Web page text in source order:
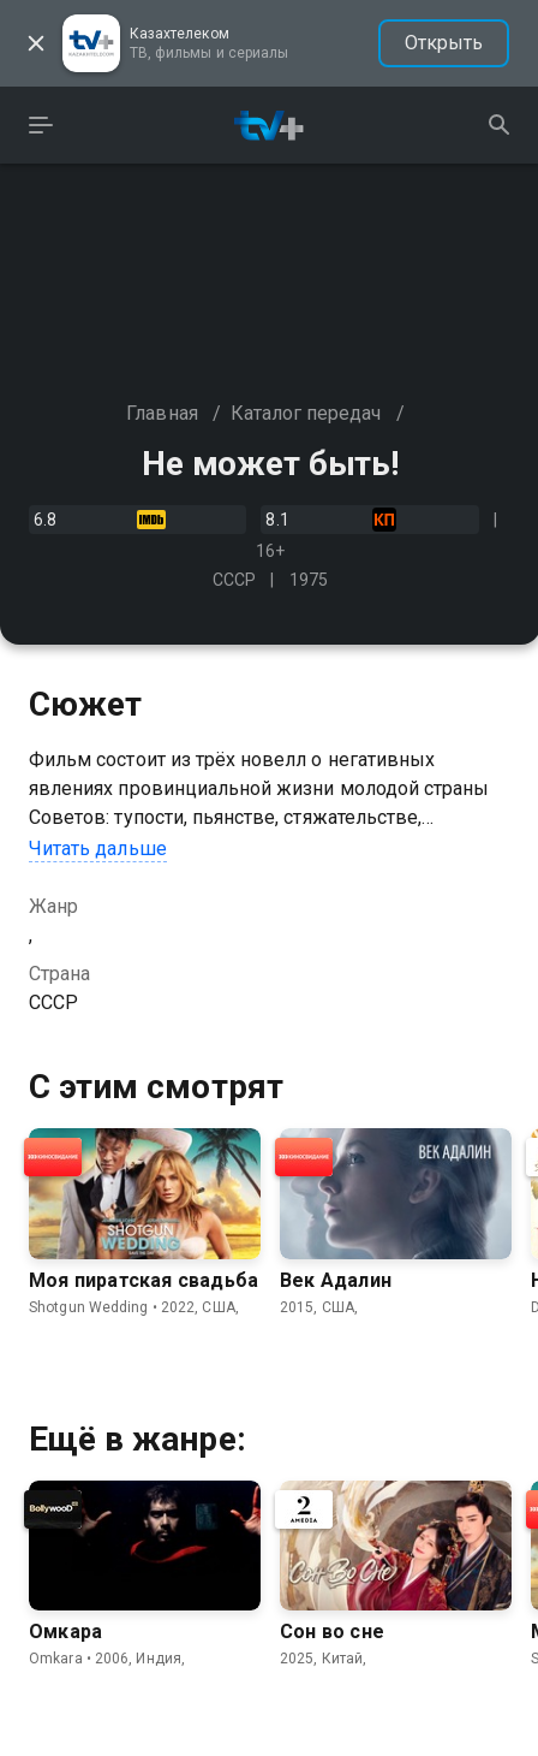
Казахтелеком
ТВ, фильмы и сериалы
Открыть
Главная / Каталог передач /
Не может быть!
6.8
8.1
16+
СССР
1975
Сюжет
Фильм состоит из трёх новелл о негативных
явлениях провинциальной жизни молодой страны
Советов: тупости, пьянстве, стяжательстве,
бездуховности - всём том, что и сейчас существует
Читать дальше
Жанр
,
Страна
СССР
С этим смотрят
Моя пиратская свадьба
Shotgun Wedding • 2022, США,
Век Адалин
2015, США,
Ещё в жанре:
Омкара
Omkara • 2006, Индия,
Сон во сне
2025, Китай,